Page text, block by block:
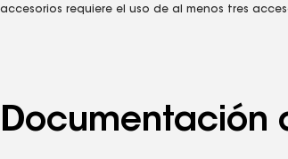
accesorios requiere el uso de al menos tres
Documentación